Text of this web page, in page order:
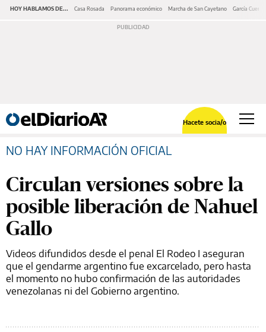
HOY HABLAMOS DE... Casa Rosada Panorama económico Marcha de San Cayetano García Cuerva
Hacete socia/o
NO HAY INFORMACIÓN OFICIAL
Circulan versiones sobre la
posible liberación de Nahuel
Gallo
Videos difundidos desde el penal El Rodeo I aseguran
que el gendarme argentino fue excarcelado, pero hasta
el momento no hubo confirmación de las autoridades
venezolanas ni del Gobierno argentino.